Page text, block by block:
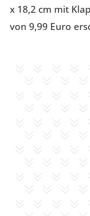
x 18,2 cm mit
von 9,99 Euro